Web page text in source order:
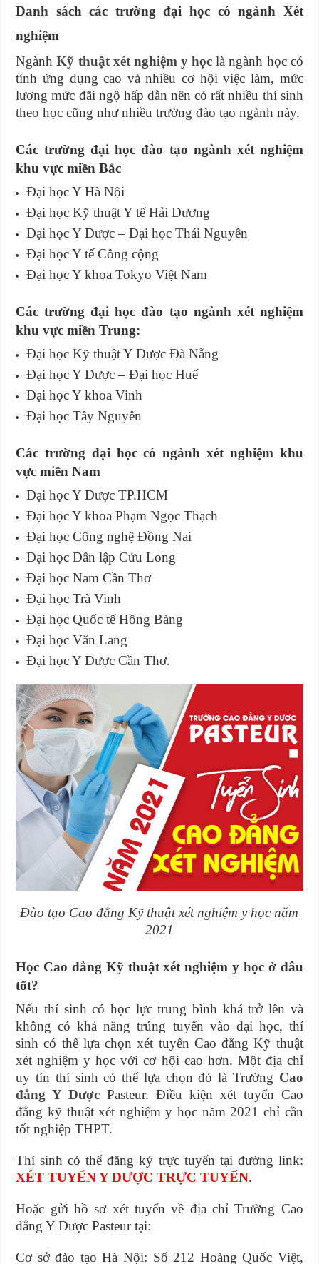
Danh sách các trường đại học có ngành Xét
nghiệm
NgànhKỹ thuật xét nghiệm y học là ngành học có
tính ứng dụng cao và nhiều cơ hội việc làm, mức
lương mức đãi ngộ hấp dẫn nên có rất nhiều thí sinh
theo học cũng như nhiều trường đào tạo ngành này.
Các trường đại học đào tạo ngành xét nghiệm
khu vực miền Bắc
Đại học Y Hà Nội
Đại học Kỹ thuật Y tế Hải Dương
Đại học Y Dược – Đại học Thái Nguyên
Đại học Y tế Công cộng
Đại học Y khoa Tokyo Việt Nam
Các trường đại học đào tạo ngành xét nghiệm
khu vực miền Trung:
Đại học Kỹ thuật Y Dược Đà Nẵng
Đại học Y Dược – Đại học Huế
Đại học Y khoa Vinh
Đại học Tây Nguyên
Các trường đại học có ngành xét nghiệm khu
vực miền Nam
Đại học Y Dược TP.HCM
Đại học Y khoa Phạm Ngọc Thạch
Đại học Công nghệ Đồng Nai
Đại học Dân lập Cửu Long
Đại học Nam Cần Thơ
Đại học Trà Vinh
Đại học Quốc tế Hồng Bàng
Đại học Văn Lang
Đại học Y Dược Cần Thơ.
Đào tạo Cao đẳng Kỹ thuật xét nghiệm y học năm
2021
Học Cao đẳng Kỹ thuật xét nghiệm y học ở đâu
tốt?
Nếu thí sinh có học lực trung bình khá trở lên và
không có khả năng trúng tuyển vào đại học, thí
sinh có thể lựa chọn xét tuyển Cao đẳng Kỹ thuật
xét nghiệm y học với cơ hội cao hơn. Một địa chỉ
uy tín thí sinh có thể lựa chọn đó là Trường Cao
đẳng Y Dược Pasteur. Điều kiện xét tuyển Cao
đẳng kỹ thuật xét nghiệm y học năm 2021 chỉ cần
tốt nghiệp THPT.
Thí sinh có thể đăng ký trực tuyến tại đường link:
XÉT TUYỂN Y DƯỢC TRỰC TUYẾN.
Hoặc gửi hồ sơ xét tuyển về địa chỉ Trường Cao
đẳng Y Dược Pasteur tại:
Cơ sở đào tạo Hà Nội: Số 212 Hoàng Quốc Việt,